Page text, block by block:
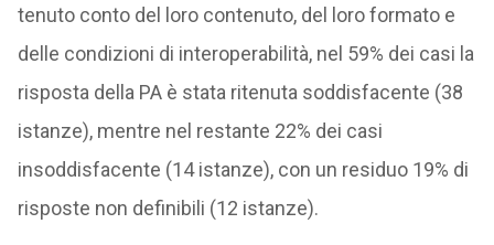
tenuto conto del loro contenuto, del loro formato e
delle condizioni di interoperabilità, nel 59% dei casi la
risposta della PA è stata ritenuta soddisfacente (38
istanze), mentre nel restante 22% dei casi
insoddisfacente (14 istanze), con un residuo 19% di
risposte non definibili (12 istanze).